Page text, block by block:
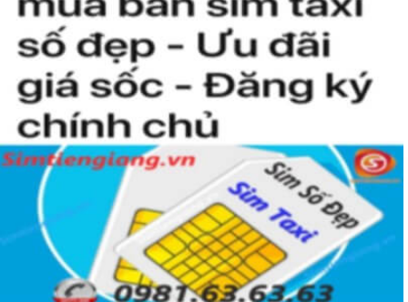
kiện để sở hữu một sim tứ quý 2 này, bởi vậy chỉ cần nhìn vào
người khác cũng sẽ biết được vị trí của bạn trong xã hội là như thế
nào rồi?